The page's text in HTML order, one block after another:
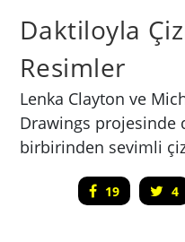
Daktiloyla
Resimler
Lenka Clayton ve
Drawings projesinde
birbirinden sevimli
19 4